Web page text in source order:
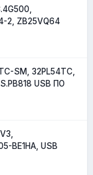
2, ZB25VQ64
SM, 32PL54TC,
USB ПО
BE1HA, USB